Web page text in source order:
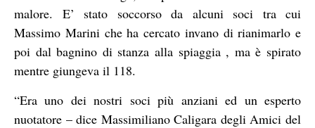
malore. E’ stato soccorso da alcuni soci tra cui
Massimo Marini che ha cercato invano di rianimarlo e
poi dal bagnino di stanza alla spiaggia , ma è spirato
mentre giungeva il 118.
“Era uno dei nostri soci più anziani ed un esperto
nuotatore – dice Massimiliano Caligara degli Amici del